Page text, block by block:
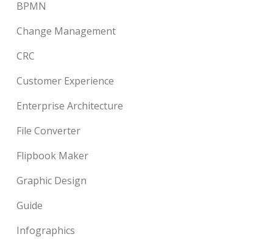
BPMN
Change Management
CRC
Customer Experience
Enterprise Architecture
File Converter
Flipbook Maker
Graphic Design
Guide
Infographics